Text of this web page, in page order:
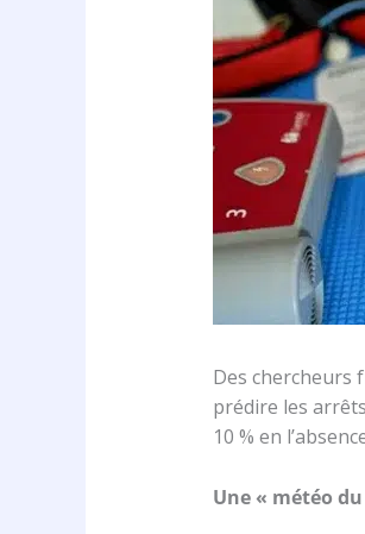
Des chercheurs
prédire les
10 % en
Une « météo